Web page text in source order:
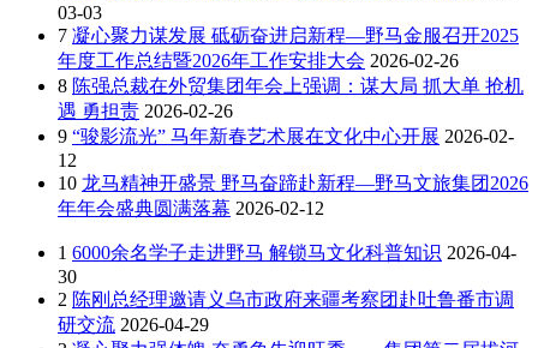
03-03
7 凝心聚力谋发展 砥砺奋进启新程—野马金服召开2025
年度工作总结暨2026年工作安排大会 2026-02-26
8 陈强总裁在外贸集团年会上强调：谋大局 抓大单 抢机
遇 勇担责 2026-02-26
9 “骏影流光” 马年新春艺术展在文化中心开展 2026-02-
12
10 龙马精神开盛景 野马奋蹄赴新程—野马文旅集团2026
年年会盛典圆满落幕 2026-02-12
1 6000余名学子走进野马 解锁马文化科普知识 2026-04-
30
2 陈刚总经理邀请义乌市政府来疆考察团赴吐鲁番市调
研交流 2026-04-29